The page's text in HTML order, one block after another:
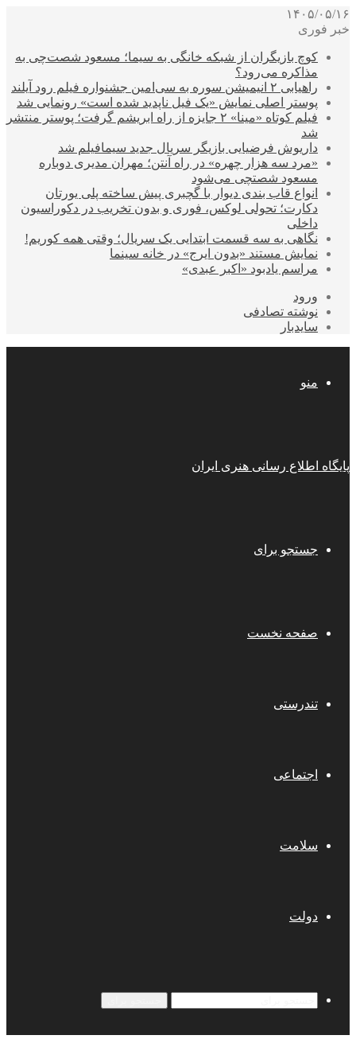
۱۴۰۵/۰۵/۱۶
خبر فوری
کوچ بازیگران از شبکه خانگی به سیما؛ مسعود شصت‌چی به
مذاکره می‌رود؟
راهیابی ۲ انیمیشن سوره به سی‌امین جشنواره فیلم رود آیلند
پوستر اصلی نمایش «یک فیل ناپدید شده است» رونمایی شد
فیلم کوتاه «مینا» ۲ جایزه از راه ابریشم گرفت؛ پوستر منتشر
شد
داریوش فرضیایی بازیگر سریال جدید سیمافیلم شد
«مرد سه هزار چهره» در راه آنتن؛ مهران مدیری دوباره
مسعود شصتچی می‌شود
انواع قاب بندی دیوار با گچبری پیش ساخته پلی یورتان
دکارت؛ تحولی لوکس، فوری و بدون تخریب در دکوراسیون
داخلی
نگاهی به سه قسمت ابتدایی یک سریال؛ وقتی همه کوریم!
نمایش مستند «بدون ایرج» در خانه سینما
مراسم یادبود «اکبر عبدی»
ورود
نوشته تصادفی
سایدبار
منو
پایگاه اطلاع رسانی هنری ایران
جستجو برای
صفحه نخست
تندرستی
اجتماعی
سلامت
دولت